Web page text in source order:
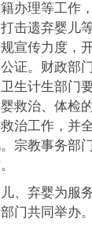
办理等工作
击遗弃婴儿
宣传力度，
证。财政部
生计生部门
救治、体检
治工作，并
宗教事务部
、弃婴为服
门共同举办